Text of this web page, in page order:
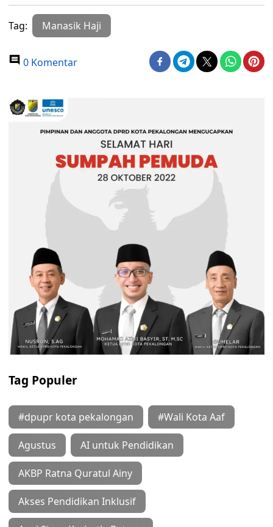
Tag: Manasik Haji
0 Komentar
Tag Populer
#dpupr kota pekalongan #Wali Kota Aaf
Agustus AI untuk Pendidikan
AKBP Ratna Quratul Ainy
Akses Pendidikan Inklusif